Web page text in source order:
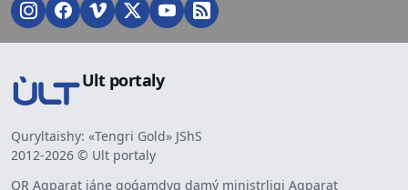
Ult portaly
Quryltaishy: «Tengri Gold» JShS
2012-2026 © Ult portaly
QR Aqparat jáne qoǵamdyq damý ministrligi Aqparat